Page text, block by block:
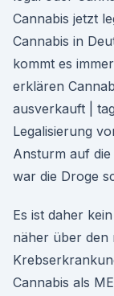
Cannabis jetzt
Cannabis in
kommt es
erklären
ausverkauft |
Legalisierung
Ansturm auf
war die Droge
Es ist daher
näher über den
Cannabis als